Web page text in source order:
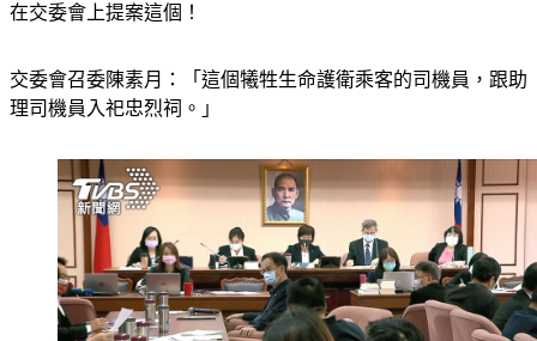
的太累，也或許林佳龍有些許創傷壓力症候群。而藍營立委也
交委會召委陳素月：「這個犧牲生命護衛乘客的司機員，跟助